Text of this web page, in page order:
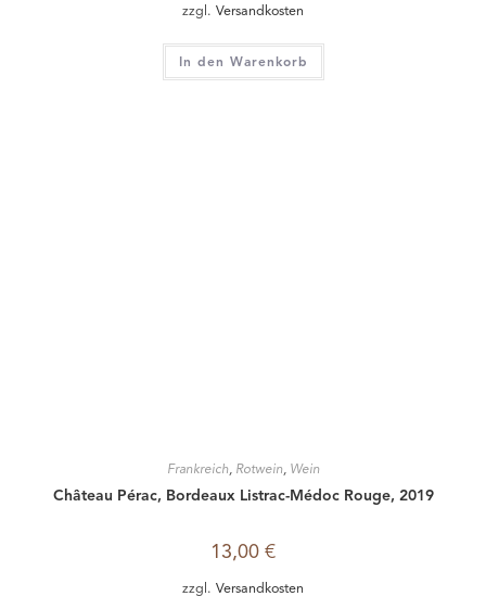
zzgl. Versandkosten
In den Warenkorb
Frankreich, Rotwein, Wein
Château Pérac, Bordeaux Listrac-Médoc Rouge, 2019
13,00 €
zzgl. Versandkosten